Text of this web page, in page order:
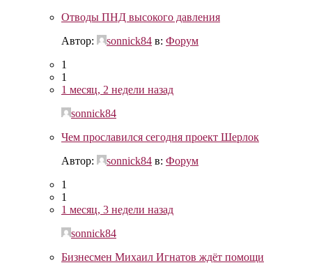
Отводы ПНД высокого давления
Автор:
sonnick84 в: Форум
1
1
1 месяц, 2 недели назад
sonnick84
Чем прославился сегодня проект Шерлок
Автор:
sonnick84 в: Форум
1
1
1 месяц, 3 недели назад
sonnick84
Бизнесмен Михаил Игнатов ждёт помощи